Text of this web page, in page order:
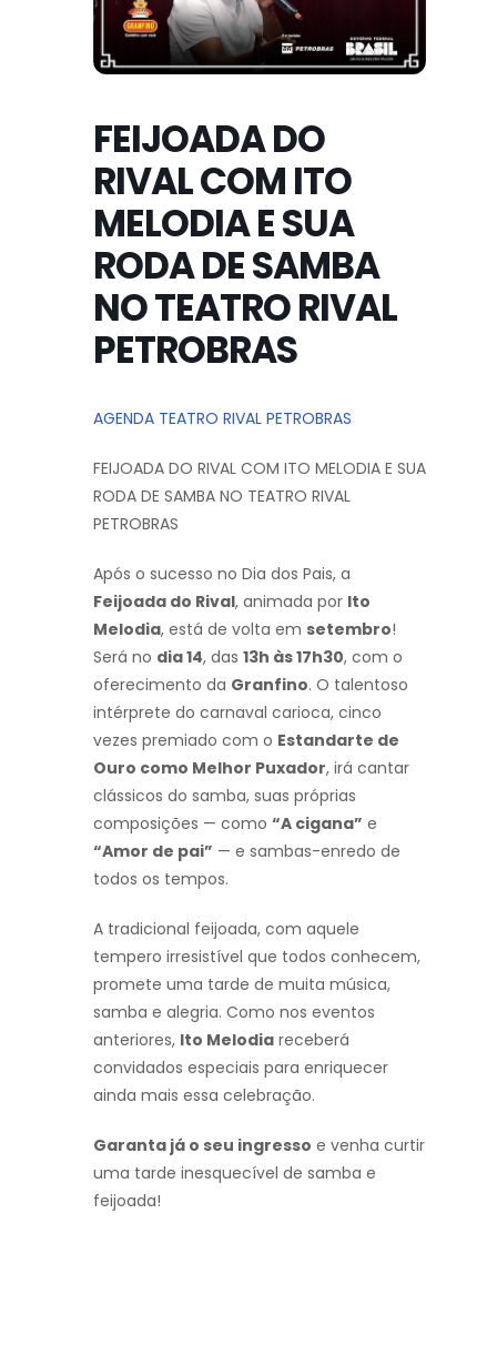
FEIJOADA DO
RIVAL COM ITO
MELODIA E SUA
RODA DE SAMBA
NO TEATRO RIVAL
PETROBRAS
AGENDA TEATRO RIVAL PETROBRAS
FEIJOADA DO RIVAL COM ITO MELODIA E SUA
RODA DE SAMBA NO TEATRO RIVAL
PETROBRAS
Após o sucesso no Dia dos Pais, a
Feijoada do Rival, animada por Ito
Melodia, está de volta em setembro!
Será no dia 14, das 13h às 17h30, com o
oferecimento da Granfino. O talentoso
intérprete do carnaval carioca, cinco
vezes premiado com o Estandarte de
Ouro como Melhor Puxador, irá cantar
clássicos do samba, suas próprias
composições — como “A cigana” e
“Amor de pai” — e sambas-enredo de
todos os tempos.
A tradicional feijoada, com aquele
tempero irresistível que todos conhecem,
promete uma tarde de muita música,
samba e alegria. Como nos eventos
anteriores, Ito Melodia receberá
convidados especiais para enriquecer
ainda mais essa celebração.
Garanta já o seu ingresso e venha curtir
uma tarde inesquecível de samba e
feijoada!